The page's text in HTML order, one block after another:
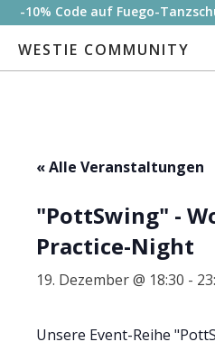
-10% Code auf Fuego-
WESTIE COMMUNITY
« Alle Veranstaltungen
"PottSwing" -
Practice-Night
19. Dezember @ 18:30 -
Unsere Event-Reihe